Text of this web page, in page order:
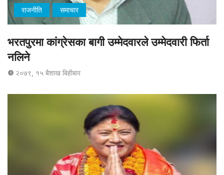
राजनीति समाचार
भरतपुरमा कांग्रेसका बागी उम्मेदवारले उम्मेदवारी फिर्ता
नलिने
२०७९, १५ बैशाख बिहीबार